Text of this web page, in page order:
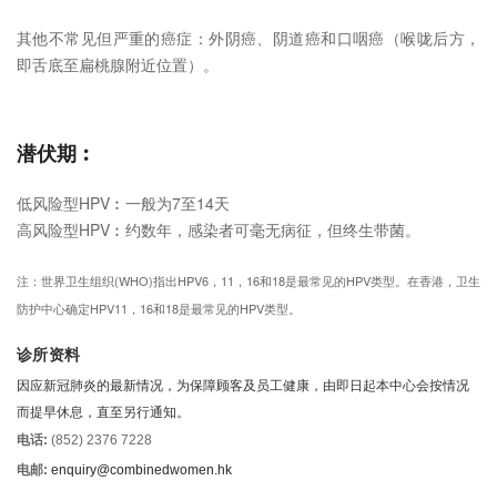
其他不常见但严重的癌症：外阴癌、阴道癌和口咽癌（喉咙后方，
即舌底至扁桃腺附近位置）。
潜伏期︰
低风险型HPV︰一般为7至14天
高风险型HPV︰约数年，感染者可毫无病征，但终生带菌。
注：世界卫生组织(WHO)指出HPV6，11，16和18是最常见的HPV类型。在香港，卫生
防护中心确定HPV11，16和18是最常见的HPV类型。
诊所资料
因应新冠肺炎的最新情况，为保障顾客及员工健康，由即日起本中心会按情况
而提早休息，直至另行通知。
电话: (852) 2376 7228
电邮: enquiry@combinedwomen.hk